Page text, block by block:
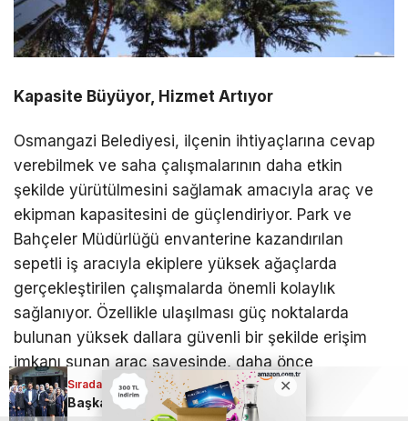
Kapasite Büyüyor, Hizmet Artıyor
Osmangazi Belediyesi, ilçenin ihtiyaçlarına cevap
verebilmek ve saha çalışmalarının daha etkin
şekilde yürütülmesini sağlamak amacıyla araç ve
ekipman kapasitesini de güçlendiriyor. Park ve
Bahçeler Müdürlüğü envanterine kazandırılan
sepetli iş aracıyla ekiplere yüksek ağaçlarda
gerçekleştirilen çalışmalarda önemli kolaylık
sağlanıyor. Özellikle ulaşılması güç noktalarda
bulunan yüksek dallara güvenli bir şekilde erişim
imkanı sunan araç sayesinde, daha önce
müdahalesi zor olan ağaçlarda da budama
çalışmaları daha hızlı ve kontrollü şekilde
Sıradaki Haber